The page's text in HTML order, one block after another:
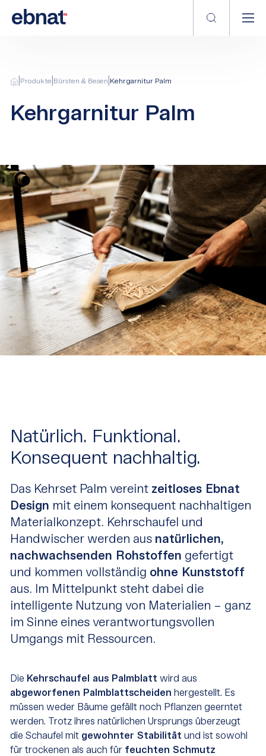
Produkte Bürsten & Besen Kehrgarnitur Palm
Kehrgarnitur Palm
Natürlich. Funktional.
Konsequent nachhaltig.
Das Kehrset Palm vereint zeitloses Ebnat
Design mit einem konsequent nachhaltigen
Materialkonzept. Kehrschaufel und
Handwischer werden aus natürlichen,
nachwachsenden Rohstoffen gefertigt
und kommen vollständig ohne Kunststoff
aus. Im Mittelpunkt steht dabei die
intelligente Nutzung von Materialien – ganz
im Sinne eines verantwortungsvollen
Umgangs mit Ressourcen.
Die Kehrschaufel aus Palmblatt wird aus
abgeworfenen Palmblattscheiden hergestellt. Es
müssen weder Bäume gefällt noch Pflanzen geerntet
werden. Trotz ihres natürlichen Ursprungs überzeugt
die Schaufel mit gewohnter Stabilität und ist sowohl
für trockenen als auch für feuchten Schmutz